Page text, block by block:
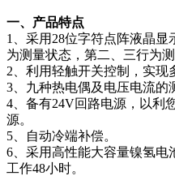
一、产品特点
1、采用28位字符点阵液晶
为测量状态，第二、三行为测
2、利用轻触开关控制，实现
3、九种热电偶及电压电流的
4、备有24V回路电源，以利
源。
5、自动冷端补偿。
6、采用高性能大容量镍氢电
工作48小时。